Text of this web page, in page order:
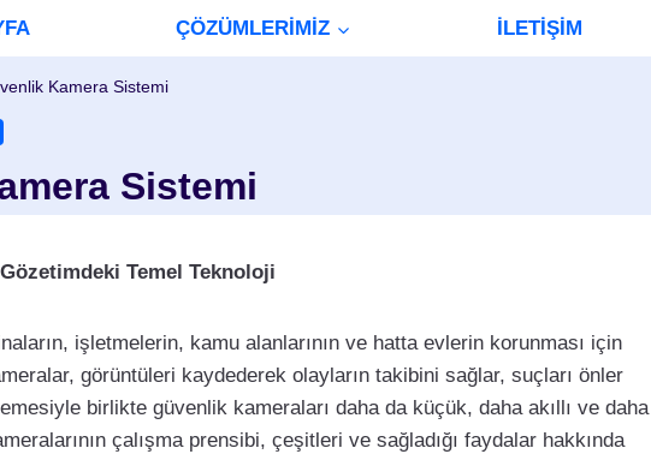
ÇÖZÜMLERİMİZ İLETİŞİM
Kamera Sistemi
Sistemi
Temel Teknoloji
işletmelerin, kamu alanlarının ve hatta evlerin korunması için
görüntüleri kaydederek olayların takibini sağlar, suçları önler
birlikte güvenlik kameraları daha da küçük, daha akıllı ve daha
çalışma prensibi, çeşitleri ve sağladığı faydalar hakkında